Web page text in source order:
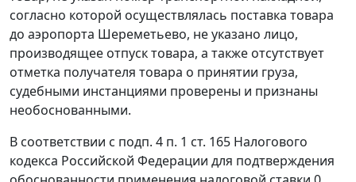
согласно которой осуществлялась поставка товара
до аэропорта Шереметьево, не указано лицо,
производящее отпуск товара, а также отсутствует
отметка получателя товара о принятии груза,
судебными инстанциями проверены и признаны
необоснованными.
В соответствии с подп. 4 п. 1 ст. 165 Налогового
кодекса Российской Федерации для подтверждения